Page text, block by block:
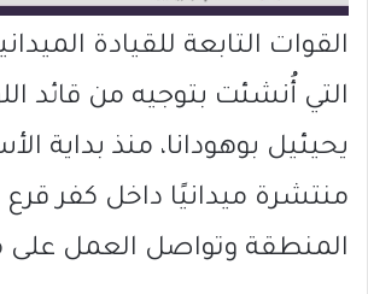
القوات التابعة للقيادة
التي أُنشئت بتوجيه من قائد
يحيئيل بوهودانا، منذ بداية
منتشرة ميدانيًا داخل كفر
المنطقة وتواصل العمل على